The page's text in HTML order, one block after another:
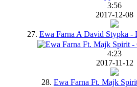
3:56
2017-12-08
27. Ewa Farna A David Stypka -
4:23
2017-11-12
28. Ewa Farna Ft. Majk